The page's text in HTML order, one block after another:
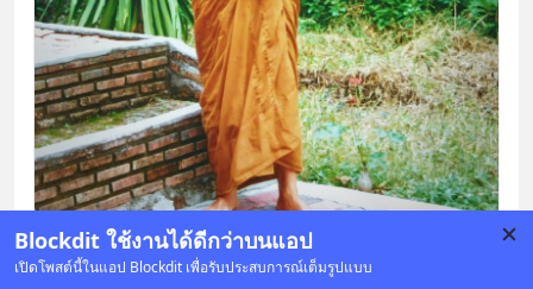
Blockdit ใช้งานได้ดีกว่าบนแอป
เปิดโพสต์นี้ในแอป Blockdit เพื่อรับประสบการณ์เต็มรูปแบบ